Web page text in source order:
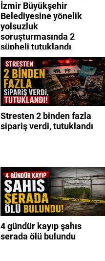
İzmir Büyükşehir
Belediyesine yönelik
yolsuzluk
soruşturmasında 2
şüpheli tutuklandı
Stresten 2 binden fazla
sipariş verdi, tutuklandı
4 gündür kayıp şahıs
serada ölü bulundu